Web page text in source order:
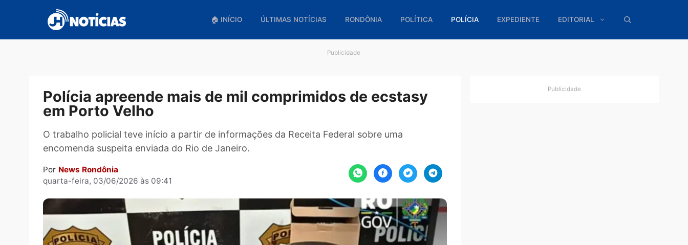
conteúdo
🏠 INÍCIO ÚLTIMAS NOTÍCIAS RONDÔNIA POLÍTICA POLÍCIA EXPEDIENTE EDITORIAL
Polícia apreende mais de mil comprimidos de ecstasy
em Porto Velho
O trabalho policial teve início a partir de informações da Receita Federal sobre uma
encomenda suspeita enviada do Rio de Janeiro.
News Rondônia
quarta-feira, 03/06/2026 às 09:41